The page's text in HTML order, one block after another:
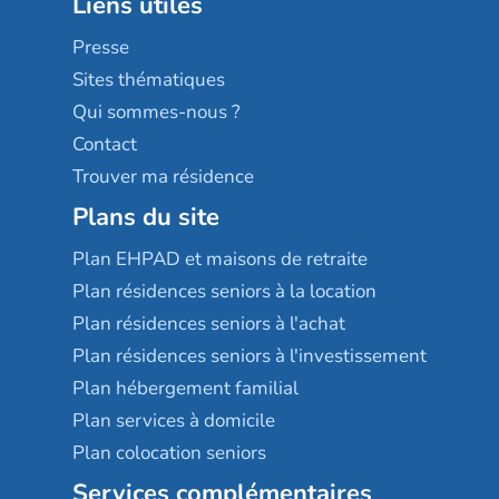
Les villages d'or
Sérénys
Résidences services Villa Médicis
Presse
Sites thématiques
Qui sommes-nous ?
Contact
Trouver ma résidence
Plans du site
Plan EHPAD et maisons de retraite
Plan résidences seniors à la location
Plan résidences seniors à l'achat
Plan résidences seniors à l'investissement
Plan hébergement familial
Plan services à domicile
Plan colocation seniors